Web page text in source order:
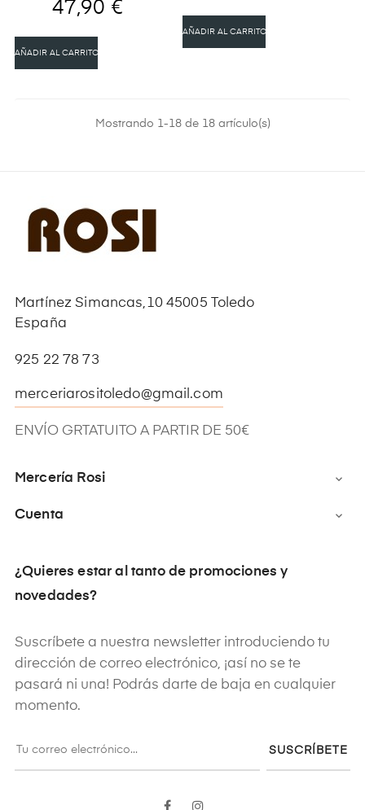
47,90 €
AÑADIR AL CARRITO
AÑADIR AL CARRITO
Mostrando 1-18 de 18 artículo(s)
Martínez Simancas,10 45005 Toledo
España
925 22 78 73
merceriarositoledo@gmail.com
ENVÍO GRTATUITO A PARTIR DE 50€
Mercería Rosi 
Cuenta 
¿Quieres estar al tanto de promociones y
novedades?
Suscríbete a nuestra newsletter introduciendo tu
dirección de correo electrónico, ¡así no se te
pasará ni una! Podrás darte de baja en cualquier
momento.
SUSCRÍBETE
Facebook